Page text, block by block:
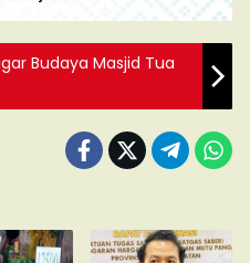
Budaya Masjid Tua